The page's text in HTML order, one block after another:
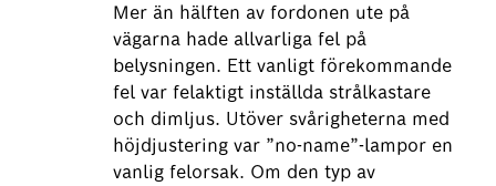
Mer än hälften av fordonen ute på
vägarna hade allvarliga fel på
belysningen. Ett vanligt förekommande
fel var felaktigt inställda strålkastare
och dimljus. Utöver svårigheterna med
höjdjustering var ”no-name”-lampor en
vanlig felorsak. Om den typ av